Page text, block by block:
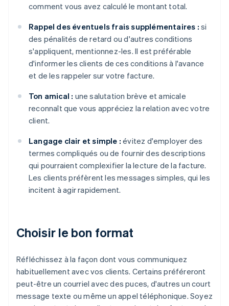
comment vous avez calculé le montant total.
Rappel des éventuels frais supplémentaires : si
des pénalités de retard ou d'autres conditions
s'appliquent, mentionnez-les. Il est préférable
d'informer les clients de ces conditions à l'avance
et de les rappeler sur votre facture.
Ton amical : une salutation brève et amicale
reconnaît que vous appréciez la relation avec votre
client.
Langage clair et simple : évitez d'employer des
termes compliqués ou de fournir des descriptions
qui pourraient complexifier la lecture de la facture.
Les clients préfèrent les messages simples, qui les
incitent à agir rapidement.
Choisir le bon format
Réfléchissez à la façon dont vous communiquez
habituellement avec vos clients. Certains préféreront
peut-être un courriel avec des puces, d'autres un court
message texte ou même un appel téléphonique. Soyez